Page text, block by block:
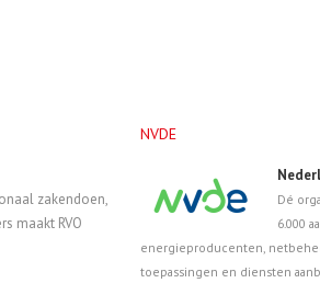
zakendoen,
maakt RVO
NVDE
Dé
6.000
energieproducenten,
toepassingen en diensten